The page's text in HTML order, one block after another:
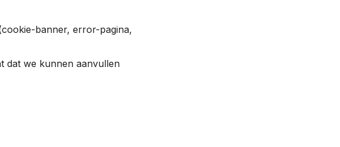
banner, error-pagina,
dat we kunnen aanvullen